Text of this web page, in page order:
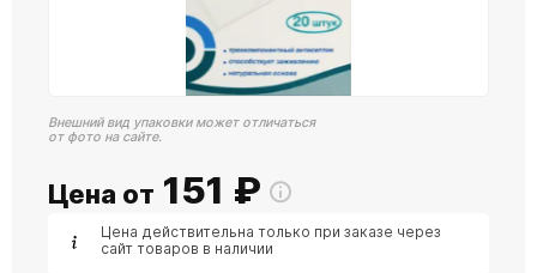
Внешний вид упаковки может отличаться
от фото на сайте.
Цена от 151 ₽
Цена действительна только при заказе через
сайт товаров в наличии